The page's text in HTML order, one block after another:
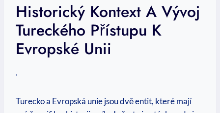
Historický Kontext A Vývoj
Tureckého Přístupu K
Evropské Unii
.
Turecko a Evropská unie jsou dvě entit, které mají